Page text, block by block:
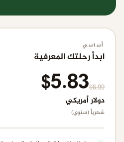
أساسي
ابدأ رحلتك المعرفية
$6.99
$5.83
دولار أمريكي
شهرياً (سنوي)